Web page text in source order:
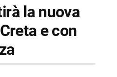
la nuova
e con